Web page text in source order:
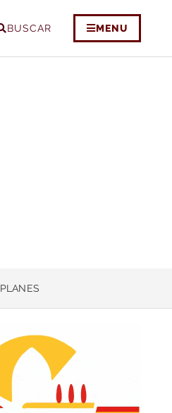
BUSCAR MENU
PLANES